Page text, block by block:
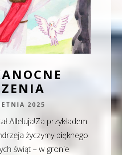
2025
Alleluja!Za przykładem
życzymy pięknego
świąt – w gronie